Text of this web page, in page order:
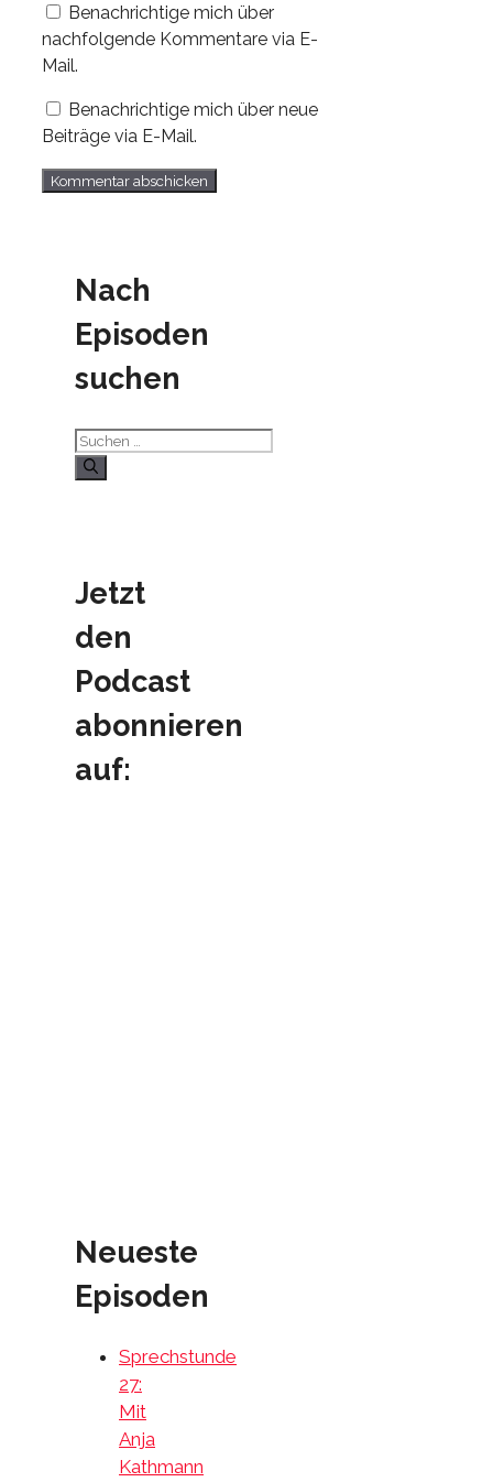
Benachrichtige mich über
nachfolgende Kommentare via E-
Mail.
Benachrichtige mich über neue
Beiträge via E-Mail.
Nach
Episoden
suchen
Suchen
nach:
Jetzt
den
Podcast
abonnieren
auf:
Neueste
Episoden
Sprechstunde
27:
Mit
Anja
Kathmann